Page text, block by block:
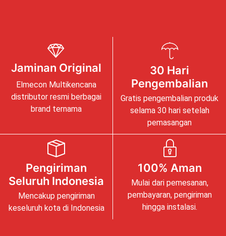
Jaminan Original
Elmecon Multikencana
distributor resmi berbagai
brand ternama
30 Hari
Pengembalian
Gratis pengembalian produk
selama 30 hari setelah
pemasangan
Pengiriman
Seluruh Indonesia
Mencakup pengiriman
keseluruh kota di Indonesia
100% Aman
Mulai dari pemesanan,
pembayaran, pengiriman
hingga instalasi.